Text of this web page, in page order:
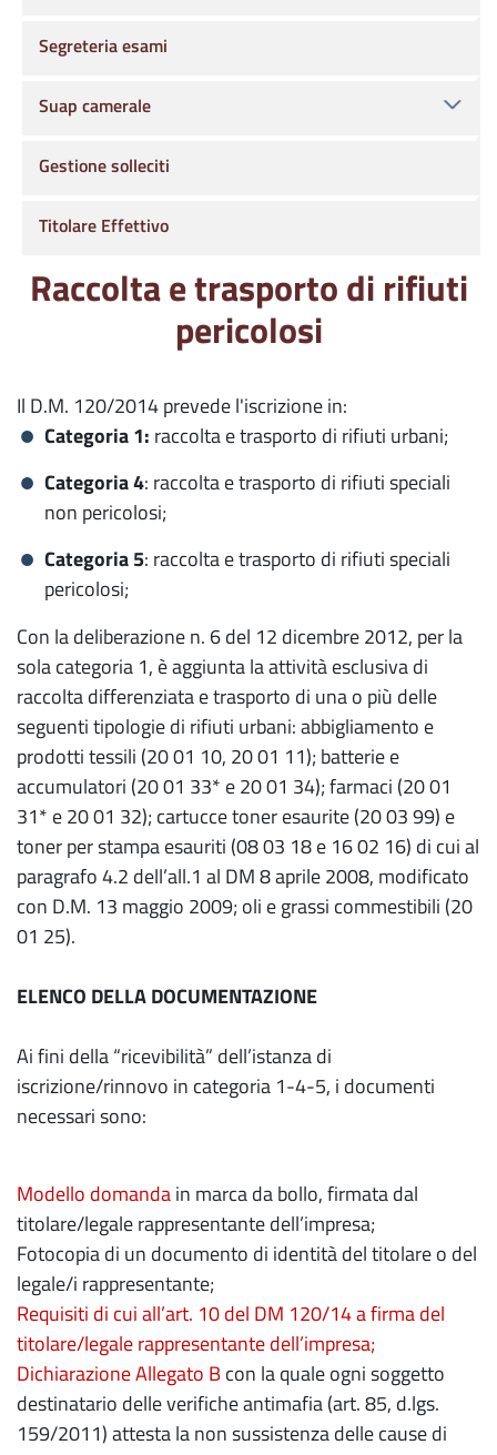
Raccolta e trasporto di rifiuti
pericolosi
Il D.M. 120/2014 prevede l'iscrizione in:
Categoria 1: raccolta e trasporto di rifiuti urbani;
Categoria 4: raccolta e trasporto di rifiuti speciali
non pericolosi;
Categoria 5: raccolta e trasporto di rifiuti speciali
pericolosi;
Con la deliberazione n. 6 del 12 dicembre 2012, per la
sola categoria 1, è aggiunta la attività esclusiva di
raccolta differenziata e trasporto di una o più delle
seguenti tipologie di rifiuti urbani: abbigliamento e
prodotti tessili (20 01 10, 20 01 11); batterie e
accumulatori (20 01 33* e 20 01 34); farmaci (20 01
31* e 20 01 32); cartucce toner esaurite (20 03 99) e
toner per stampa esauriti (08 03 18 e 16 02 16) di cui al
paragrafo 4.2 dell’all.1 al DM 8 aprile 2008, modificato
con D.M. 13 maggio 2009; oli e grassi commestibili (20
01 25).
ELENCO DELLA DOCUMENTAZIONE
Ai fini della “ricevibilità” dell’istanza di
iscrizione/rinnovo in categoria 1-4-5, i documenti
necessari sono:
Modello domandain marca da bollo, firmata dal
titolare/legale rappresentante dell’impresa;
Fotocopia di un documento di identità del titolare o del
legale/i rappresentante;
Requisiti di cui all’art. 10 del DM 120/14 a firma del
titolare/legale rappresentante dell’impresa;
Dichiarazione Allegato Bcon la quale ogni soggetto
destinatario delle verifiche antimafia (art. 85, d.lgs.
159/2011) attesta la non sussistenza delle cause di
Segreteria esami
Suap camerale
Gestione solleciti
Titolare Effettivo